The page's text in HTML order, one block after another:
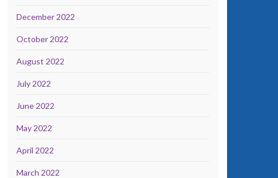
December 2022
October 2022
August 2022
July 2022
June 2022
May 2022
April 2022
March 2022